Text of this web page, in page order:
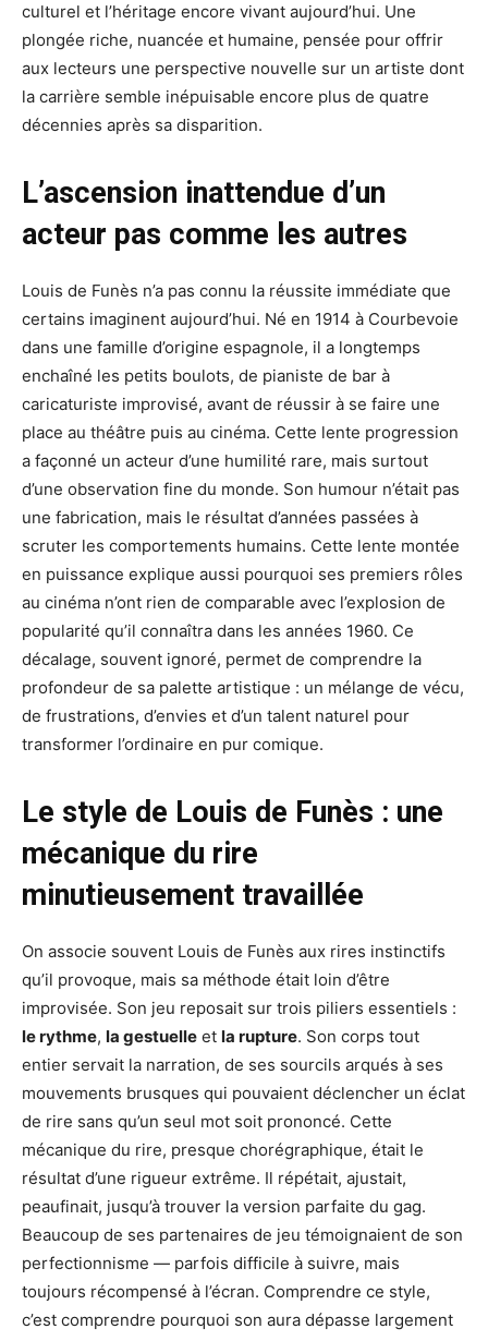
culturel et l’héritage encore vivant aujourd’hui. Une
plongée riche, nuancée et humaine, pensée pour offrir
aux lecteurs une perspective nouvelle sur un artiste dont
la carrière semble inépuisable encore plus de quatre
décennies après sa disparition.
L’ascension inattendue d’un
acteur pas comme les autres
Louis de Funès n’a pas connu la réussite immédiate que
certains imaginent aujourd’hui. Né en 1914 à Courbevoie
dans une famille d’origine espagnole, il a longtemps
enchaîné les petits boulots, de pianiste de bar à
caricaturiste improvisé, avant de réussir à se faire une
place au théâtre puis au cinéma. Cette lente progression
a façonné un acteur d’une humilité rare, mais surtout
d’une observation fine du monde. Son humour n’était pas
une fabrication, mais le résultat d’années passées à
scruter les comportements humains. Cette lente montée
en puissance explique aussi pourquoi ses premiers rôles
au cinéma n’ont rien de comparable avec l’explosion de
popularité qu’il connaîtra dans les années 1960. Ce
décalage, souvent ignoré, permet de comprendre la
profondeur de sa palette artistique : un mélange de vécu,
de frustrations, d’envies et d’un talent naturel pour
transformer l’ordinaire en pur comique.
Le style de Louis de Funès : une
mécanique du rire
minutieusement travaillée
On associe souvent Louis de Funès aux rires instinctifs
qu’il provoque, mais sa méthode était loin d’être
improvisée. Son jeu reposait sur trois piliers essentiels :
le rythme, la gestuelle et la rupture. Son corps tout
entier servait la narration, de ses sourcils arqués à ses
mouvements brusques qui pouvaient déclencher un éclat
de rire sans qu’un seul mot soit prononcé. Cette
mécanique du rire, presque chorégraphique, était le
résultat d’une rigueur extrême. Il répétait, ajustait,
peaufinait, jusqu’à trouver la version parfaite du gag.
Beaucoup de ses partenaires de jeu témoignaient de son
perfectionnisme — parfois difficile à suivre, mais
toujours récompensé à l’écran. Comprendre ce style,
c’est comprendre pourquoi son aura dépasse largement